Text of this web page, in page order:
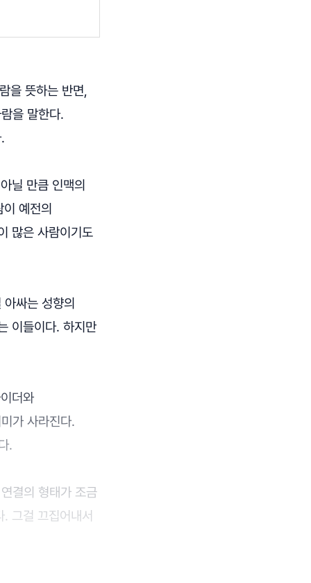
을 뜻하는 반면,
을 말한다.
닐 만큼 인맥의
예전의
많은 사람이기도
싸는 성향의
이들이다. 하지만
더와
가 사라진다.
.
결의 형태가 조금
그걸 끄집어내서